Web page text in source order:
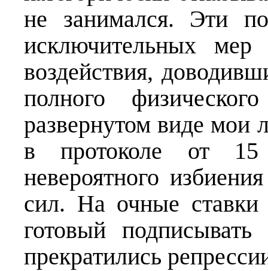
не занимался. Эти
исключительных мер
воздействия,
полного
развернутом виде мои
в протоколе от
невероятного
сил. На очные ставки
готовый
прекратились